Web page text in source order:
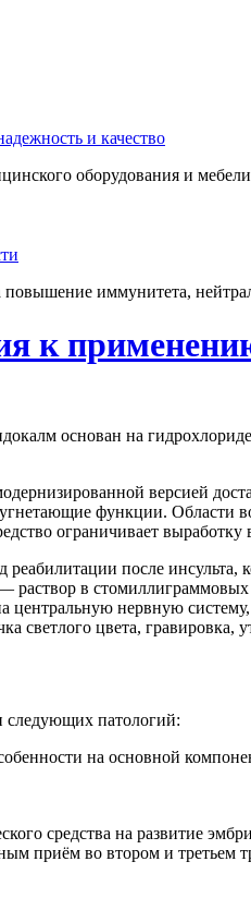
оборудования и
иммунитета,
к
основан на
версией
угнетающие функции. Области
ограничивает
после инсульта,
в стомиллиграммовых
центральную нервную
светлого цвета, гравировка,
следующих патологий:
на основной
средства на развитие
приём во втором и третьем